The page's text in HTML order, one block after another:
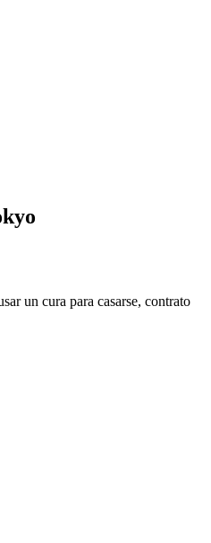
un cura para casarse, contrato